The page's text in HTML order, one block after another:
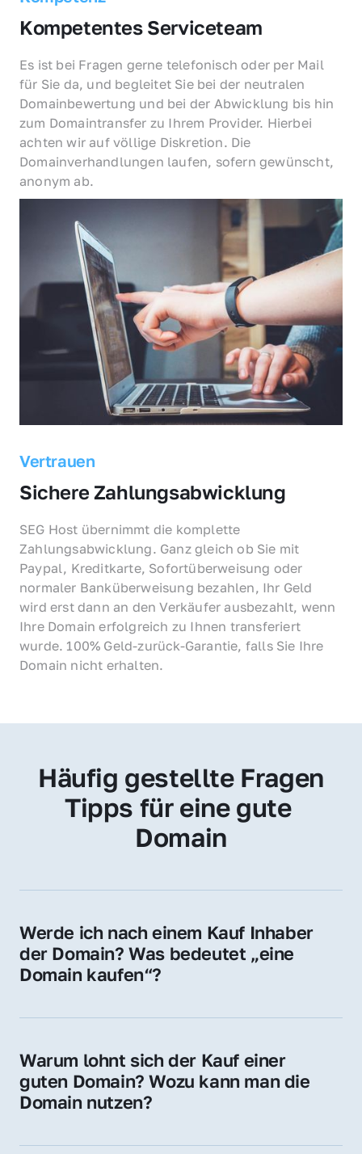
Kompetentes Serviceteam
Es ist bei Fragen gerne telefonisch oder per Mail
für Sie da, und begleitet Sie bei der neutralen
Domainbewertung und bei der Abwicklung bis hin
zum Domaintransfer zu Ihrem Provider. Hierbei
achten wir auf völlige Diskretion. Die
Domainverhandlungen laufen, sofern gewünscht,
anonym ab.
Vertrauen
Sichere Zahlungsabwicklung
SEG Host übernimmt die komplette
Zahlungsabwicklung. Ganz gleich ob Sie mit
Paypal, Kreditkarte, Sofortüberweisung oder
normaler Banküberweisung bezahlen, Ihr Geld
wird erst dann an den Verkäufer ausbezahlt, wenn
Ihre Domain erfolgreich zu Ihnen transferiert
wurde. 100% Geld-zurück-Garantie, falls Sie Ihre
Domain nicht erhalten.
Häufig gestellte Fragen
Tipps für eine gute
Domain
Werde ich nach einem Kauf Inhaber
der Domain? Was bedeutet „eine
Domain kaufen“?
Sie erhalten alle Rechte zur Nutzung,
Domain.
Warum lohnt sich der Kauf einer
guten Domain? Wozu kann man die
Domain nutzen?